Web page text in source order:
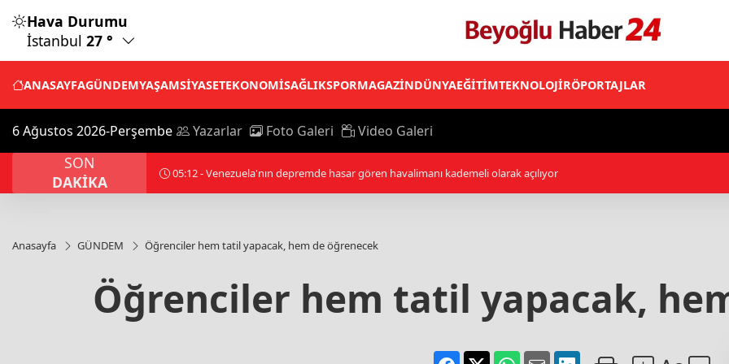
Hava Durumu
İstanbul 27 °
ANASAYFAGÜNDEMYAŞAMSİYASETEKONOMİSAĞLIKSPORMAGAZİNDÜNYAEĞİTİMTEKNOLOJİRÖPORTAJLAR
6 Ağustos 2026-Perşembe Yazarlar Foto Galeri Video Galeri
SON
DAKİKA
01:21 - Trump, İran'la anlaşmayı tercih ettiğini ancak askeri saldırının hala bir seçenek olduğunu belirtti
Anasayfa GÜNDEM Öğrenciler hem tatil yapacak, hem de öğrenecek
Öğrenciler hem tatil yapacak,